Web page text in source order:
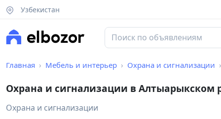
Узбекистан
Главная Мебель и интерьер Охрана и сигнализации
Охрана и сигнализации в Алтыарыкском
Охрана и сигнализации